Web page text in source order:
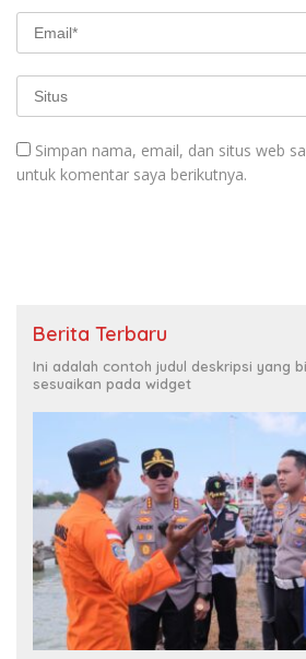
Simpan nama, email, dan situs web
untuk komentar saya berikutnya.
Berita Terbaru
Ini adalah contoh judul deskripsi yang
sesuaikan pada widget